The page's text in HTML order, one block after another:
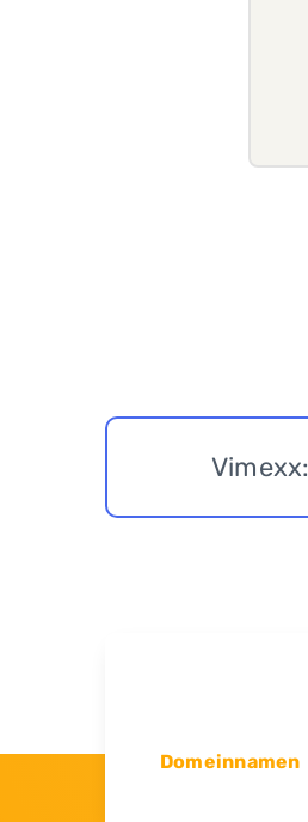
Vimexx:
Domeinnamen